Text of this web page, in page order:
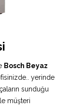
Bosch Beyaz
yerinde
sunduğu
müşteri